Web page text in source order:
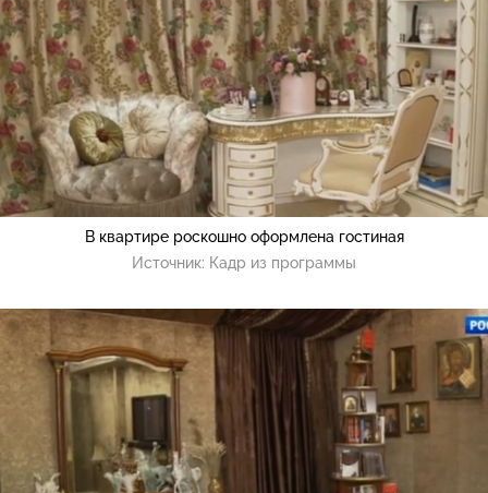
В квартире роскошно оформлена гостиная
Источник: Кадр из программы